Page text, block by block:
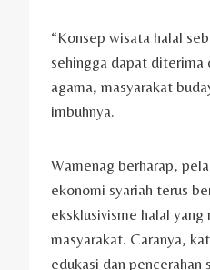
“Konsep wisata halal
sehingga dapat diterima
agama, masyarakat
imbuhnya.
Wamenag berharap,
ekonomi syariah terus
eksklusivisme halal yang
masyarakat. Caranya,
edukasi dan pencerahan